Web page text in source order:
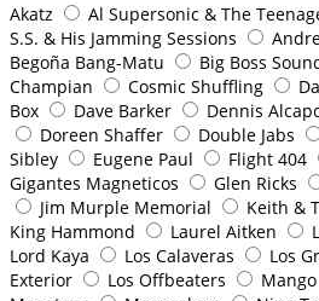
Akatz Al Supersonic & The
S.S. & His Jamming Sessions
Begoña Bang-Matu
Big Boss
Champian
Cosmic Shuffling
Box
Dave Barker Dennis
Doreen Shaffer
Double Jabs
Sibley
Eugene Paul Flight 404
Gigantes Magneticos
Glen Ricks
Jim Murple Memorial
Keith &
King Hammond
Laurel Aitken
Lord Kaya
Los Calaveras
Los
Exterior
Los Offbeaters